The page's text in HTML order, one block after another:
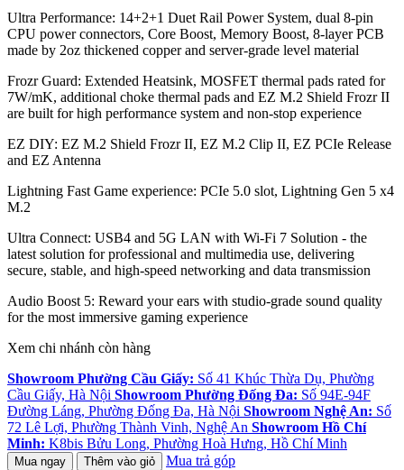
Ultra Performance: 14+2+1 Duet Rail Power System, dual 8-pin
CPU power connectors, Core Boost, Memory Boost, 8-layer PCB
made by 2oz thickened copper and server-grade level material
Frozr Guard: Extended Heatsink, MOSFET thermal pads rated for
7W/mK, additional choke thermal pads and EZ M.2 Shield Frozr II
are built for high performance system and non-stop experience
EZ DIY: EZ M.2 Shield Frozr II, EZ M.2 Clip II, EZ PCIe Release
and EZ Antenna
Lightning Fast Game experience: PCIe 5.0 slot, Lightning Gen 5 x4
M.2
Ultra Connect: USB4 and 5G LAN with Wi-Fi 7 Solution - the
latest solution for professional and multimedia use, delivering
secure, stable, and high-speed networking and data transmission
Audio Boost 5: Reward your ears with studio-grade sound quality
for the most immersive gaming experience
Xem chi nhánh còn hàng
Showroom Phường Cầu Giấy: Số 41 Khúc Thừa Dụ, Phường
Cầu Giấy, Hà Nội Showroom Phường Đống Đa: Số 94E-94F
Đường Láng, Phường Đống Đa, Hà Nội Showroom Nghệ An: Số
72 Lê Lợi, Phường Thành Vinh, Nghệ An Showroom Hồ Chí
Minh: K8bis Bửu Long, Phường Hoà Hưng, Hồ Chí Minh
Mua ngay Thêm vào giỏ Mua trả góp